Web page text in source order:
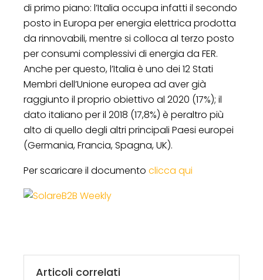
di primo piano: l’Italia occupa infatti il secondo
posto in Europa per energia elettrica prodotta
da rinnovabili, mentre si colloca al terzo posto
per consumi complessivi di energia da FER.
Anche per questo, l’Italia è uno dei 12 Stati
Membri dell’Unione europea ad aver già
raggiunto il proprio obiettivo al 2020 (17%); il
dato italiano per il 2018 (17,8%) è peraltro più
alto di quello degli altri principali Paesi europei
(Germania, Francia, Spagna, UK).
Per scaricare il documento clicca qui
Articoli correlati